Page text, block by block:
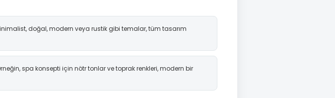
doğal, modern veya rustik gibi temalar, tüm tasarım
spa konsepti için nötr tonlar ve toprak renkleri, modern bir